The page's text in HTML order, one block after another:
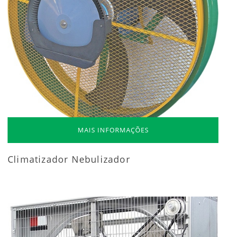
MAIS INFORMAÇÕES
Climatizador Nebulizador